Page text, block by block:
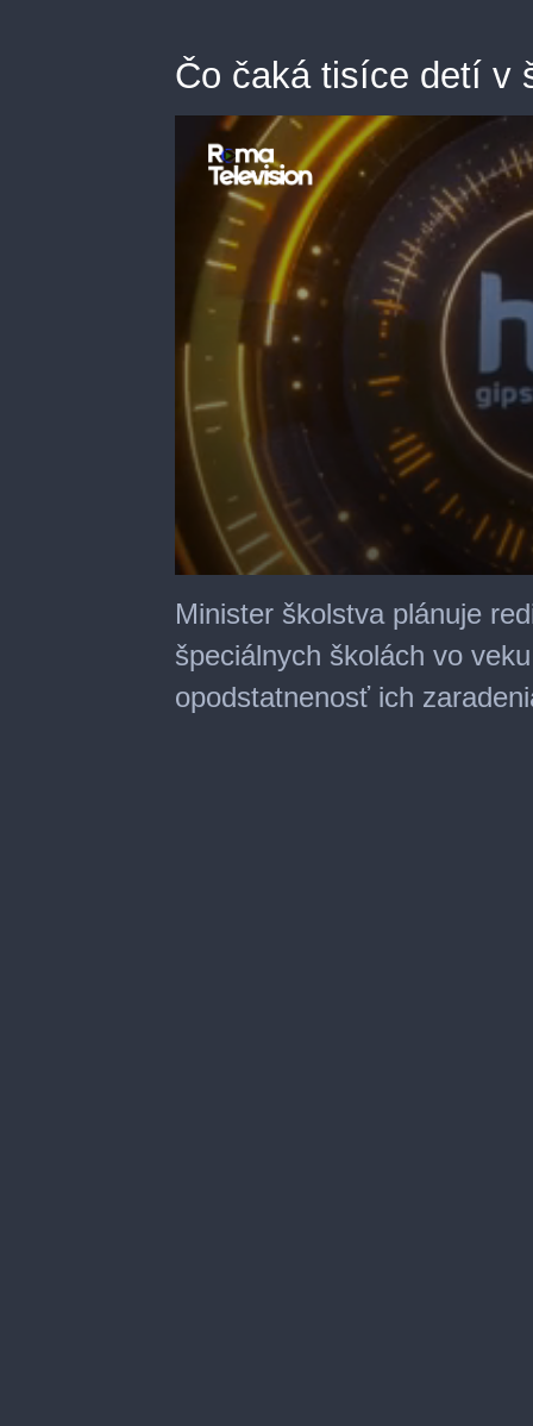
Čo čaká tisíce detí v
seconds
of
2
minutes,
22
seconds
Minister školstva plánuje
špeciálnych školách vo
opodstatnenosť ich